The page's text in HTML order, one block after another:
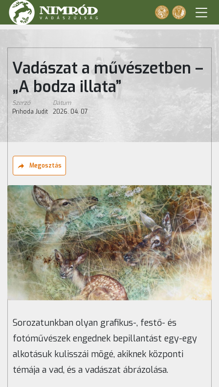
Vadászat a művészetben –
„A bodza illata”
Szerző
Prihoda Judit
Dátum
2026. 04. 07
Megosztás
Sorozatunkban olyan grafikus-, festő- és
fotóművészek engednek bepillantást egy-egy
alkotásuk kulisszái mögé, akiknek központi
témája a vad, és a vadászat ábrázolása.